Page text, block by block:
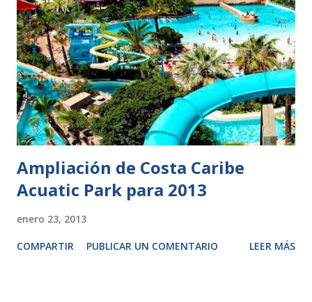
Ampliación de Costa Caribe
Acuatic Park para 2013
enero 23, 2013
COMPARTIR PUBLICAR UN COMENTARIO LEER MÁS